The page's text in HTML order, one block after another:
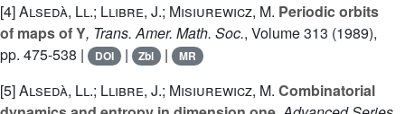
[4]Alsedà, Ll.; Llibre, J.; Misiurewicz, M. Periodic orbits
of maps of Y, Trans. Amer. Math. Soc., Volume 313 (1989),
pp. 475-538 |
DOI | Zbl | MR
[5]Alsedà, Ll.; Llibre, J.; Misiurewicz, M. Combinatorial